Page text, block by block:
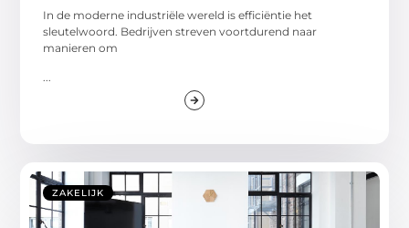
In de moderne industriële wereld is efficiëntie het
sleutelwoord. Bedrijven streven voortdurend naar
manieren om
ZAKELIJK